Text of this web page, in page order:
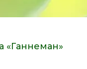
«Ганнеман»